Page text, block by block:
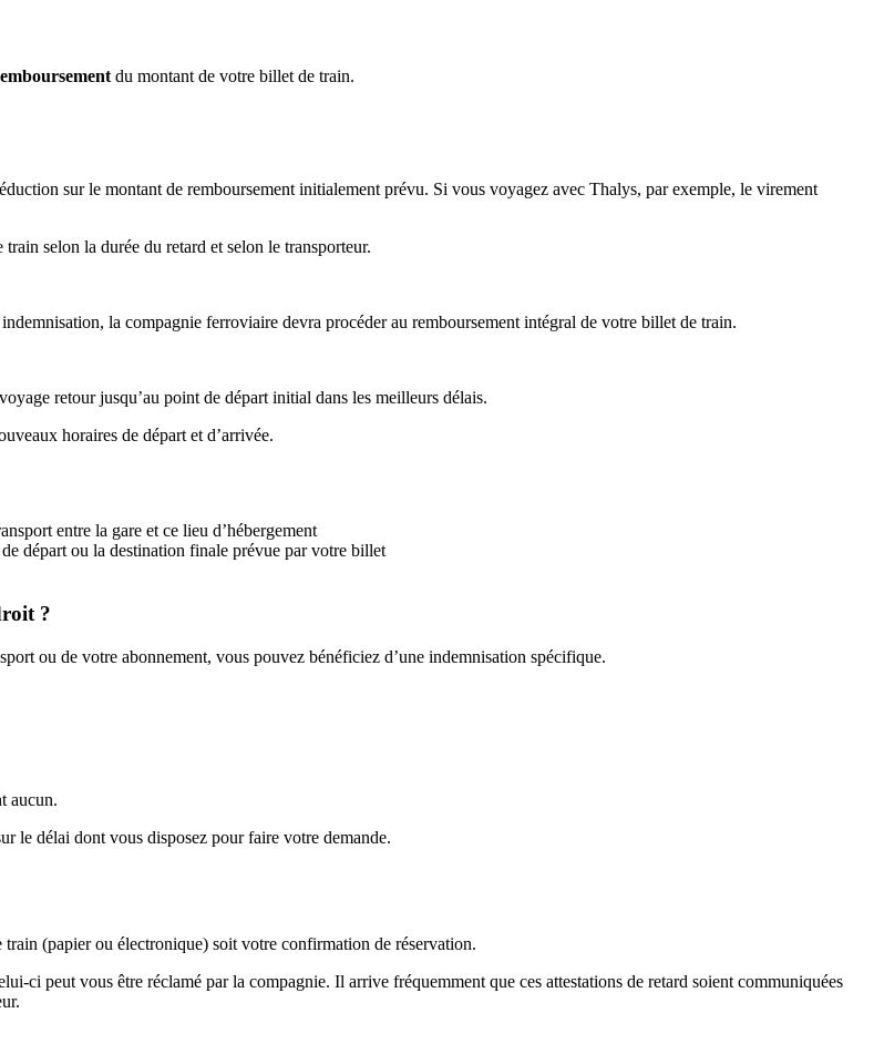
du montant de votre billet de train.
sur le montant de remboursement initialement prévu. Si vous voyagez avec Thalys, par exemple, le virement
selon la durée du retard et selon le transporteur.
la compagnie ferroviaire devra procéder au remboursement intégral de votre billet de train.
retour jusqu’au point de départ initial dans les meilleurs délais.
horaires de départ et d’arrivée.
entre la gare et ce lieu d’hébergement
départ ou la destination finale prévue par votre billet
?
ou de votre abonnement, vous pouvez bénéficiez d’une indemnisation spécifique.
aucun.
le délai dont vous disposez pour faire votre demande.
(papier ou électronique) soit votre confirmation de réservation.
ci peut vous être réclamé par la compagnie. Il arrive fréquemment que ces attestations de retard soient communiquées